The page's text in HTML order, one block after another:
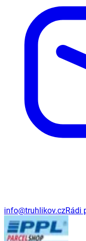
info@truhlikov.czRádi